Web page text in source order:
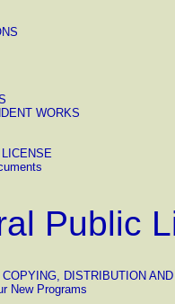
WORKS
Public
DISTRIBUTION
New Programs